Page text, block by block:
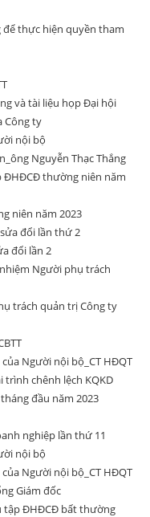
để thực hiện quyền tham
và tài liệu họp Đại hội
Công ty
nội bộ
Nguyễn Thạc Thắng
ĐHĐCĐ thường niên năm
niên năm 2023
đổi lần thứ 2
đổi lần 2
Người phụ trách
trách quản trị Công ty
Người nội bộ_CT HĐQT
trình chênh lệch KQKD
đầu năm 2023
nghiệp lần thứ 11
nội bộ
Người nội bộ_CT HĐQT
Giám đốc
tập ĐHĐCĐ bất thường